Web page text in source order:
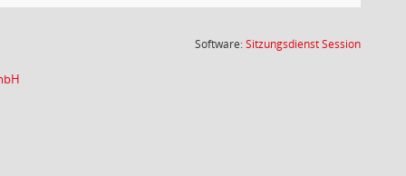
Software:SitzungsdienstSession(Wird in